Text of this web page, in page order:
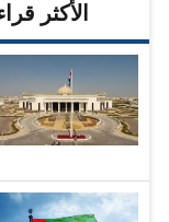
الأكثر